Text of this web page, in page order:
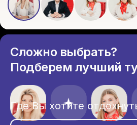
Сложно выбрать?
Подберем лучший
Где Вы хотите